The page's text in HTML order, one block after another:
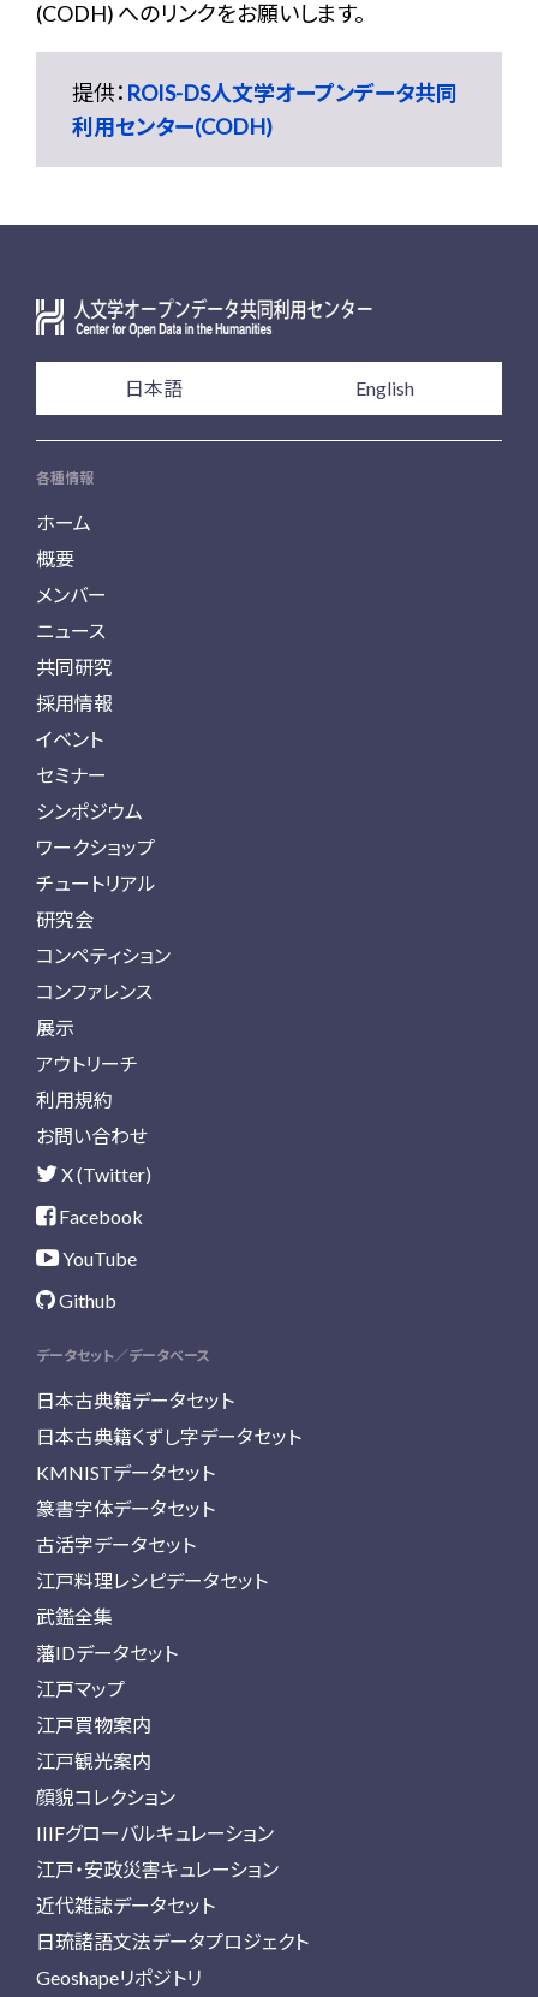
(CODH) へのリンクをお願いします。
提供： ROIS-DS人文学オープンデータ共同
利用センター(CODH)
日本語 English
各種情報
ホーム
概要
メンバー
ニュース
共同研究
採用情報
イベント
セミナー
シンポジウム
ワークショップ
チュートリアル
研究会
コンペティション
コンファレンス
展示
アウトリーチ
利用規約
お問い合わせ
X (Twitter)
Facebook
YouTube
Github
データセット／データベース
日本古典籍データセット
日本古典籍くずし字データセット
KMNISTデータセット
篆書字体データセット
古活字データセット
江戸料理レシピデータセット
武鑑全集
藩IDデータセット
江戸マップ
江戸買物案内
江戸観光案内
顔貌コレクション
IIIFグローバルキュレーション
江戸・安政災害キュレーション
近代雑誌データセット
日琉諸語文法データプロジェクト
Geoshapeリポジトリ